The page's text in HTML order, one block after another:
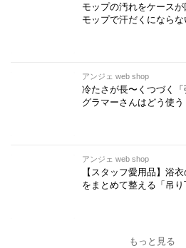
モップの汚れをケース
モップで汗だくになら
アンジェ web shop
冷たさが長〜くつづく
グラマーさんはどう使う
アンジェ web shop
【スタッフ愛用品】浴
をまとめて整える「吊り
もっと見る